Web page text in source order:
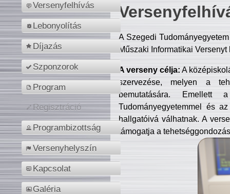
Versenyfelhívás
Lebonyolítás
Díjazás
Szponzorok
Program
Regisztráció
Programbizottság
Versenyhelyszín
Kapcsolat
Galéria
A Szegedi
Műszaki Informatikai
A verseny célja: A
szervezése, melyen a
bemutatására. Emellett
Tudományegyetemmel és
hallgatóivá válhatnak. A
támogatja a